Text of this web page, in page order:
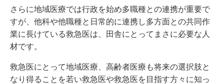
さらに地域医療では行政を始め多職種との連携が重要で
すが、他科や他職種と日常的に連携し多方面との共同作
業に長けている救急医は、田舎にとってまさに必要な人
材です。
救急医にとって地域医療、高齢者医療も将来の選択肢と
なり得ることを若い救急医や救急医を目指す方々に知っ